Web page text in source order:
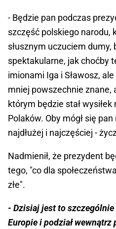
- Będzie pan podczas
szczęść polskiego narodu,
słusznym uczuciem dumy,
spektakularne, jak choćby
imionami Iga i Sławosz,
mniej powszechnie znane,
którym będzie stał
Polaków. Oby mógł się
najdłużej i najczęściej -
Nadmienił, że prezydent
tego, "co dla
złe".
- Dzisiaj jest to
Europie i podział wewnątrz